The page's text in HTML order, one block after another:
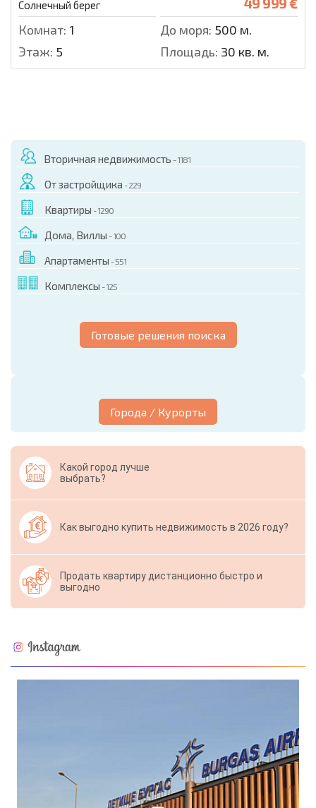
Солнечный берег
Комнат: 1 До моря: 500 м.
Этаж: 5 Площадь: 30 кв. м.
Вторичная недвижимость - 1181
От застройщика - 229
Квартиры - 1290
Дома, Виллы - 100
Апартаменты - 551
Комплексы - 125
Готовые решения поиска
Города / Курорты
Какой город лучше
выбрать?
Как выгодно купить недвижимость в 2026 году?
Продать квартиру дистанционно быстро и
выгодно